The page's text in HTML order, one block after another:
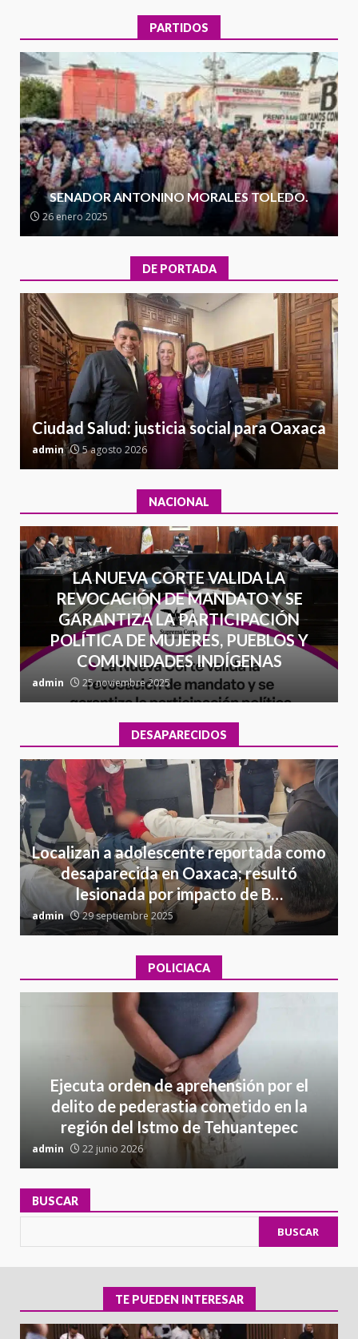
30 julio 2026
4
presencia institucional en San
Juan Mazatlán
20 julio 2026
5
Sanciona Municipio de Oaxaca
de Juárez caso de maltrato
animal tras denuncia ciudadana
16 julio 2026
6
Detienen a Ernesto Ruffo en Baja
California; FGR lo investiga por
presuntos delitos de
contrabando
16 julio 2026
7
Sin paso carretera Oaxaca-
Cuacnopalan
26 junio 2026
PARTIDOS
SENADOR ANTONINO MORALES TOLEDO.
26 enero 2025
DE PORTADA
Ciudad Salud: justicia social para Oaxaca
admin 5 agosto 2026
NACIONAL
LA NUEVA CORTE VALIDA LA
REVOCACIÓN DE MANDATO Y SE
GARANTIZA LA PARTICIPACIÓN
POLÍTICA DE MUJERES, PUEBLOS Y
COMUNIDADES INDÍGENAS
admin 25 noviembre 2025
DESAPARECIDOS
Localizan a adolescente reportada como
desaparecida en Oaxaca; resultó
lesionada por impacto de B…
admin 29 septiembre 2025
POLICIACA
Ejecuta orden de aprehensión por el
delito de pederastia cometido en la
región del Istmo de Tehuantepec
admin 22 junio 2026
BUSCAR
BUSCAR
TE PUEDEN INTERESAR